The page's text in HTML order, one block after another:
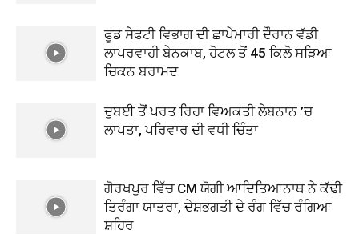
ਫੂਡ ਸੇਫਟੀ ਵਿਭਾਗ ਦੀ ਛਾਪੇਮਾਰੀ ਦੌਰਾਨ ਵੱਡੀ
ਲਾਪਰਵਾਹੀ ਬੇਨਕਾਬ, ਹੋਟਲ ਤੋਂ 45 ਕਿਲੋ ਸੜਿਆ
ਚਿਕਨ ਬਰਾਮਦ
ਦੁਬਈ ਤੋਂ ਪਰਤ ਰਿਹਾ ਵਿਅਕਤੀ ਲੇਬਨਾਨ ’ਚ
ਲਾਪਤਾ, ਪਰਿਵਾਰ ਦੀ ਵਧੀ ਚਿੰਤਾ
ਗੋਰਖਪੁਰ ਵਿੱਚ CM ਯੋਗੀ ਆਦਿਤਿਆਨਾਥ ਨੇ ਕੱਢੀ
ਤਿਰੰਗਾ ਯਾਤਰਾ, ਦੇਸ਼ਭਗਤੀ ਦੇ ਰੰਗ ਵਿੱਚ ਰੰਗਿਆ
ਸ਼ਹਿਰ